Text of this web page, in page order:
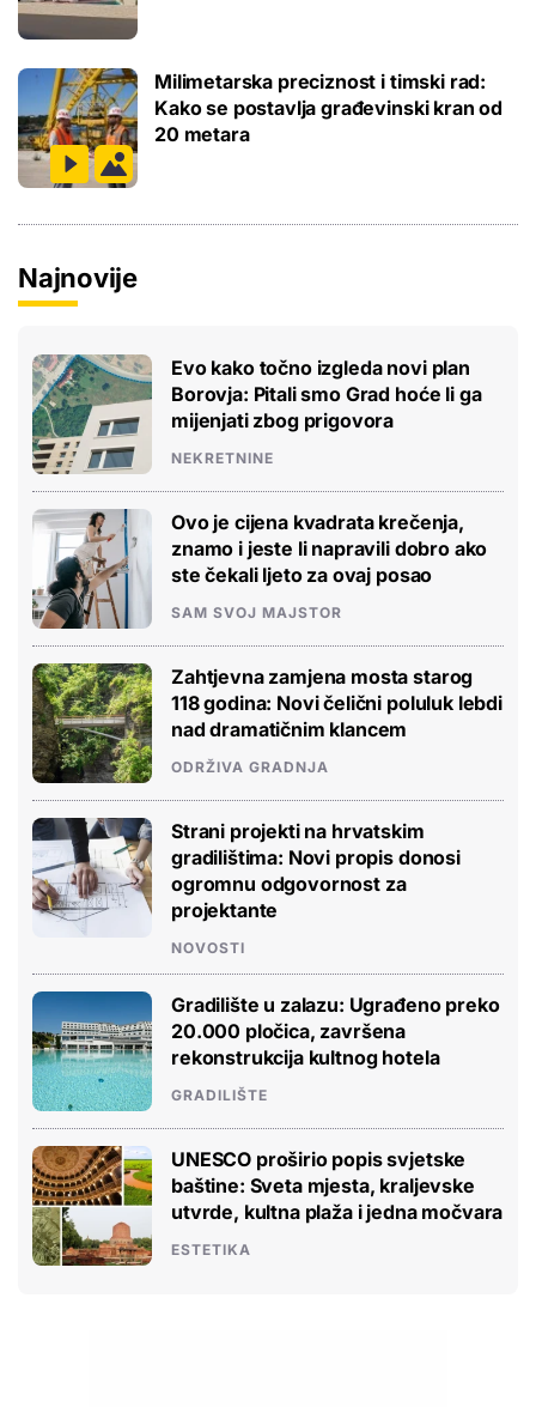
Milimetarska preciznost i timski rad:
Kako se postavlja građevinski kran od
20 metara
Najnovije
Evo kako točno izgleda novi plan
Borovja: Pitali smo Grad hoće li ga
mijenjati zbog prigovora
NEKRETNINE
Ovo je cijena kvadrata krečenja,
znamo i jeste li napravili dobro ako
ste čekali ljeto za ovaj posao
SAM SVOJ MAJSTOR
Zahtjevna zamjena mosta starog
118 godina: Novi čelični poluluk lebdi
nad dramatičnim klancem
ODRŽIVA GRADNJA
Strani projekti na hrvatskim
gradilištima: Novi propis donosi
ogromnu odgovornost za
projektante
NOVOSTI
Gradilište u zalazu: Ugrađeno preko
20.000 pločica, završena
rekonstrukcija kultnog hotela
GRADILIŠTE
UNESCO proširio popis svjetske
baštine: Sveta mjesta, kraljevske
utvrde, kultna plaža i jedna močvara
ESTETIKA